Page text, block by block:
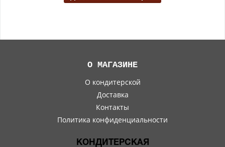
О МАГАЗИНЕ
О кондитерской
Доставка
Контакты
Политика конфиденциальности
КОНДИТЕРСКАЯ